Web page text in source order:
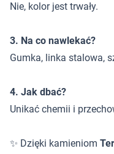
Nie, kolor jest trwały.
3. Na co nawlekać?
Gumka, linka stalowa,
4. Jak dbać?
Unikać chemii i
✨ Dzięki kamieniom